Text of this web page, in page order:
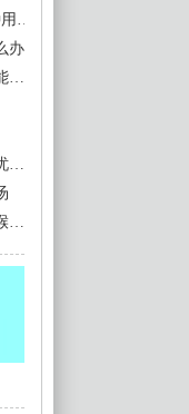
春季过敏性鼻炎怎么治？快看看这6种用药！
?
口臭挥之不去，咽喉总有不适感？可能是扁桃体结石惹的祸！
一大波花粉袭来，花粉症患者：我的忧伤你不懂.....
患者突发耳聋入院五天后死亡，耳鼻喉科需要警惕这些问题